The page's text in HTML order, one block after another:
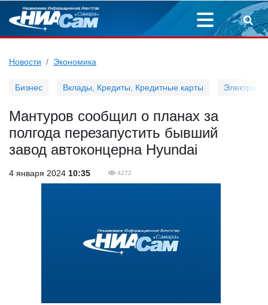
Новости Экономика
Бизнес Вклады, Кредиты, Кредитные карты
Мантуров сообщил о планах за
полгода перезапустить бывший
завод автоконцерна Hyundai
4 января 2024 10:35 4272